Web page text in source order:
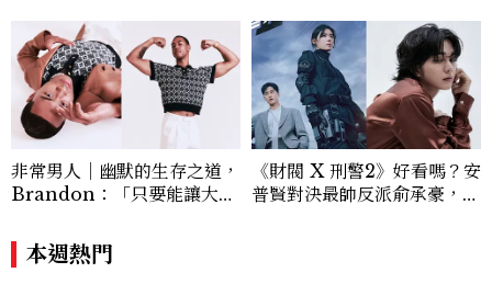
非常男人｜幽默的生存之道，
Brandon：「只要能讓大家
讓敵人成為朋友。」
《財閥 X 刑警2》好看嗎？安
普賢對決最帥反派俞承豪，鄭
本週熱門